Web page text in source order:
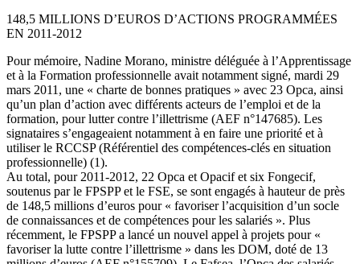
148,5 MILLIONS D’EUROS D’ACTIONS PROGRAMMÉES
EN 2011-2012
Pour mémoire, Nadine Morano, ministre déléguée à l’Apprentissage
et à la Formation professionnelle avait notamment signé, mardi 29
mars 2011, une « charte de bonnes pratiques » avec 23 Opca, ainsi
qu’un plan d’action avec différents acteurs de l’emploi et de la
formation, pour lutter contre l’illettrisme (AEF n°147685). Les
signataires s’engageaient notamment à en faire une priorité et à
utiliser le RCCSP (Référentiel des compétences-clés en situation
professionnelle) (1).
Au total, pour 2011-2012, 22 Opca et Opacif et six Fongecif,
soutenus par le FPSPP et le FSE, se sont engagés à hauteur de près
de 148,5 millions d’euros pour « favoriser l’acquisition d’un socle
de connaissances et de compétences pour les salariés ». Plus
récemment, le FPSPP a lancé un nouvel appel à projets pour «
favoriser la lutte contre l’illettrisme » dans les DOM, doté de 13